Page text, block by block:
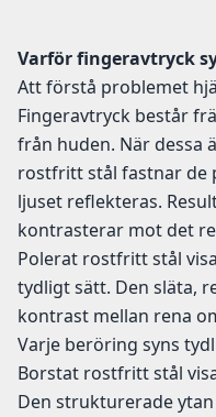
Varför fingeravtryck
Att förstå problemet
Fingeravtryck består
från huden. När dessa
rostfritt stål fastnar de
ljuset reflekteras.
kontrasterar mot det
Polerat rostfritt stål
tydligt sätt. Den släta,
kontrast mellan rena
Varje beröring syns
Borstat rostfritt stål
Den strukturerade